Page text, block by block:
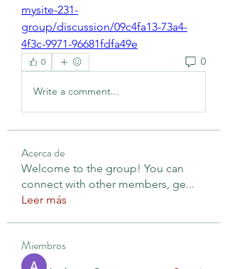
mysite-231-
group/discussion/09c4fa13-73a4-
4f3c-9971-96681fdfa49e
0 0
Write a comment...
Acerca de
Welcome to the group! You can
connect with other members, ge...
Leer más
Miembros